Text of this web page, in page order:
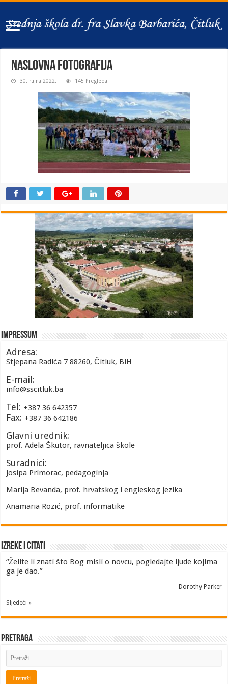
naslovna fotografija
30. rujna 2022. 145 Pregleda
Impressum
Adresa:
Stjepana Radića 7 88260, Čitluk, BiH
E-mail:
info@sscitluk.ba
Tel: +387 36 642357
Fax: +387 36 642186
Glavni urednik:
prof. Adela Škutor, ravnateljica škole
Suradnici:
Josipa Primorac, pedagoginja
Marija Bevanda, prof. hrvatskog i engleskog jezika
Anamaria Rozić, prof. informatike
Izreke i Citati
“Želite li znati što Bog misli o novcu, pogledajte ljude kojima
ga je dao.”
— Dorothy Parker
Sljedeći »
Pretraga